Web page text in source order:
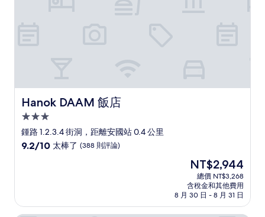
Hanok DAAM 飯店
Hanok DAAM 飯店
3.0
星
級
鍾路 1.2.3.4 街洞，距離安國站 0.4 公里
9.2
太
9.2/10 太棒了 (388 則評論)
現
在
價
格
為
NT$2,944
總價 NT$3,268
含稅金和其他費用
8 月 30 日 - 8 月 31 日